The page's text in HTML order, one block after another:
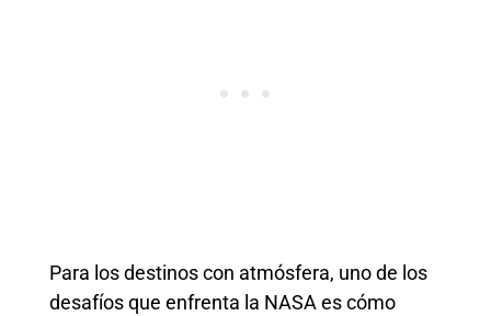
Para los destinos con atmósfera, uno de los
desafíos que enfrenta la NASA es cómo